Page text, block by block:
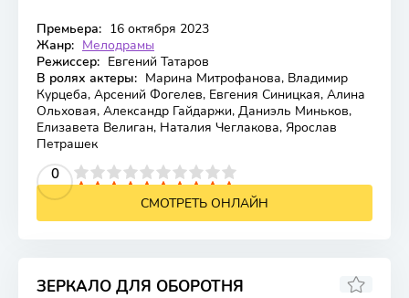
Премьера: 16 октября 2023
Жанр: Мелодрамы
Режиссер: Евгений Татаров
В ролях актеры: Марина Митрофанова, Владимир
Курцеба, Арсений Фогелев, Евгения Синицкая, Алина
Ольховая, Александр Гайдаржи, Даниэль Миньков,
Елизавета Велиган, Наталия Чеглакова, Ярослав
Петрашек
0
4 5 6 7 8 9 10
СМОТРЕТЬ ОНЛАЙН
ЗЕРКАЛО ДЛЯ ОБОРОТНЯ